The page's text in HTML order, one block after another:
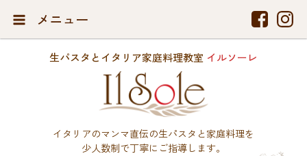
メニュー
生パスタとイタリア家庭料理教室 イルソーレ
イタリアのマンマ直伝の生パスタと家庭料理を
少人数制で丁寧にご指導します。